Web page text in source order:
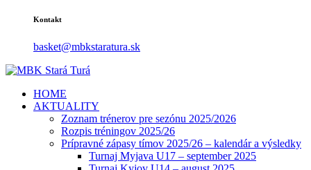
Kontakt
basket@mbkstaratura.sk
HOME
AKTUALITY
Zoznam trénerov pre sezónu 2025/2026
Rozpis tréningov 2025/26
Prípravné zápasy tímov 2025/26 – kalendár a výsledky
Turnaj Myjava U17 – september 2025